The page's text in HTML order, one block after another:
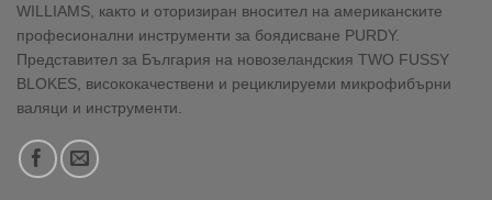
WILLIAMS, както и оторизиран вносител на американските
професионални инструменти за боядисване PURDY.
Представител за България на новозеландския TWO FUSSY
BLOKES, висококачествени и рециклируеми микрофибърни
валяци и инструменти.